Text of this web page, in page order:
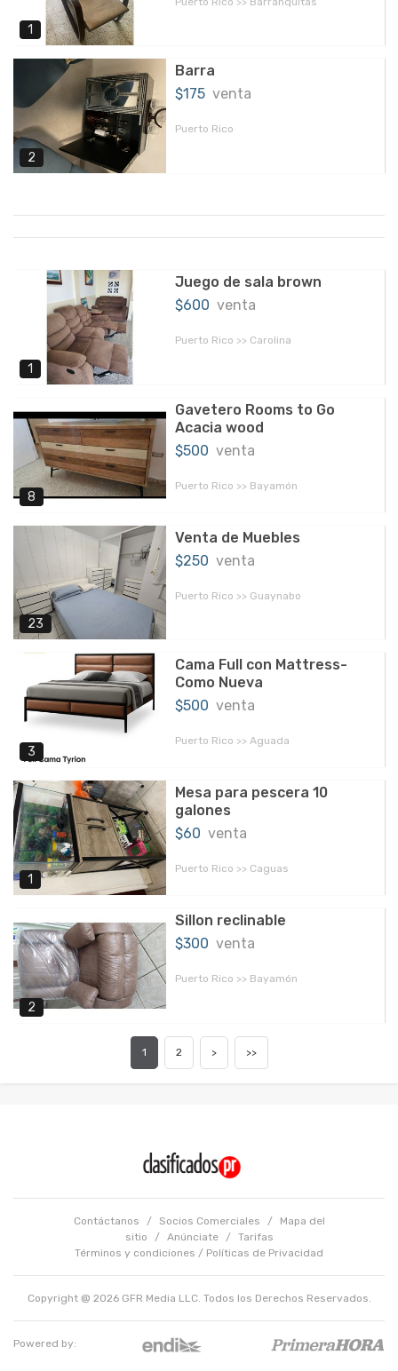
1
2
Barra
$175 venta
Puerto Rico
1
Juego de sala brown
$600 venta
Puerto Rico >> Carolina
8
Gavetero Rooms to Go
Acacia wood
$500 venta
Puerto Rico >> Bayamón
23
Venta de Muebles
$250 venta
Puerto Rico >> Guaynabo
3
Cama Full con Mattress-
Como Nueva
$500 venta
Puerto Rico >> Aguada
1
Mesa para pescera 10
galones
$60 venta
Puerto Rico >> Caguas
2
Sillon reclinable
$300 venta
Puerto Rico >> Bayamón
1 2 > >>
Contáctanos / Socios Comerciales /
Mapa del
sitio
/ Anúnciate /
Tarifas
Términos y condiciones / Políticas de Privacidad
Copyright @ 2026 GFR Media LLC. Todos los Derechos Reservados.
Powered by: